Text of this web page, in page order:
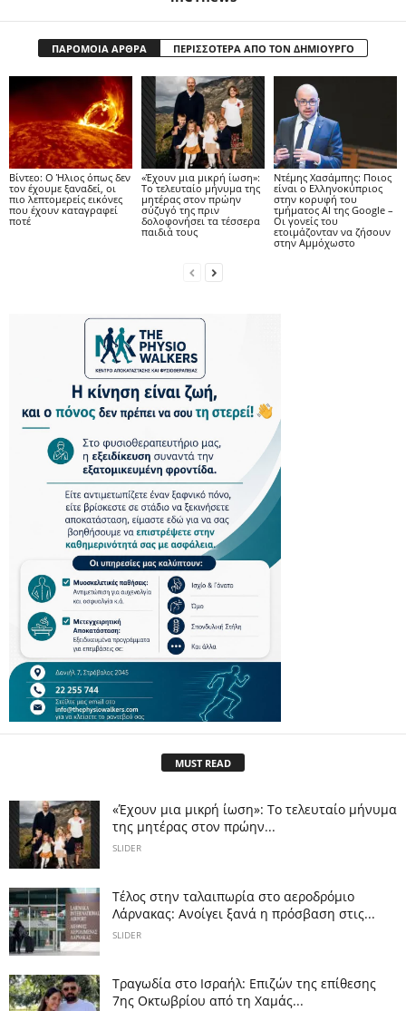
ΠΑΡΟΜΟΙΑ ΑΡΘΡΑ ΠΕΡΙΣΣΟΤΕΡΑ ΑΠΟ ΤΟΝ ΔΗΜΙΟΥΡΓΟ
Βίντεο: Ο Ήλιος όπως δεν
τον έχουμε ξαναδεί, οι
πιο λεπτομερείς εικόνες
που έχουν καταγραφεί
ποτέ
«Έχουν μια μικρή ίωση»:
Το τελευταίο μήνυμα της
μητέρας στον πρώην
σύζυγό της πριν
δολοφονήσει τα τέσσερα
παιδιά τους
Ντέμης Χασάμπης: Ποιος
είναι ο Ελληνοκύπριος
στην κορυφή του
τμήματος AI της Google –
Οι γονείς του
ετοιμάζονταν να ζήσουν
στην Αμμόχωστο
MUST READ
«Έχουν μια μικρή ίωση»: Το τελευταίο μήνυμα
της μητέρας στον πρώην...
SLIDER
Tέλος στην ταλαιπωρία στο αεροδρόμιο
Λάρνακας: Ανοίγει ξανά η πρόσβαση στις...
SLIDER
Τραγωδία στο Ισραήλ: Επιζών της επίθεσης
7ης Οκτωβρίου από τη Χαμάς...